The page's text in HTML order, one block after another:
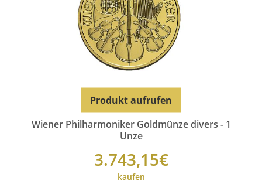
Wiener Philharmoniker Goldmünze divers - 1
Unze
3.743,15€
kaufen
Produkt aufrufen